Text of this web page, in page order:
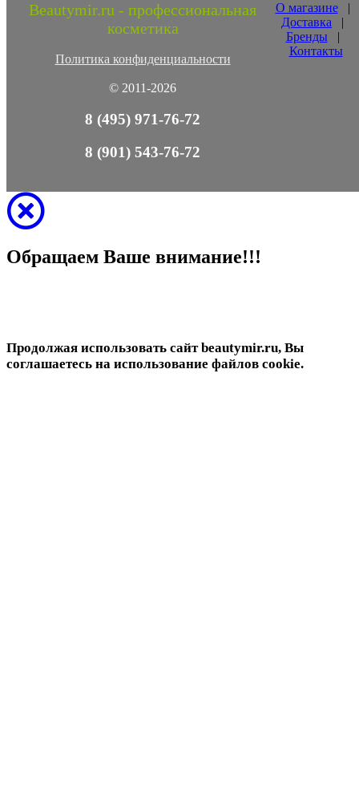
Beautymir.ru - профессиональная
косметика
Политика конфиденциальности
© 2011-2026
О магазине|
Доставка |
Бренды |
Контакты
8 (495) 971-76-72
8 (901) 543-76-72
Обращаем Ваше внимание!!!
Продолжая использовать сайт beautymir.ru, Вы
соглашаетесь на использование файлов cookie.